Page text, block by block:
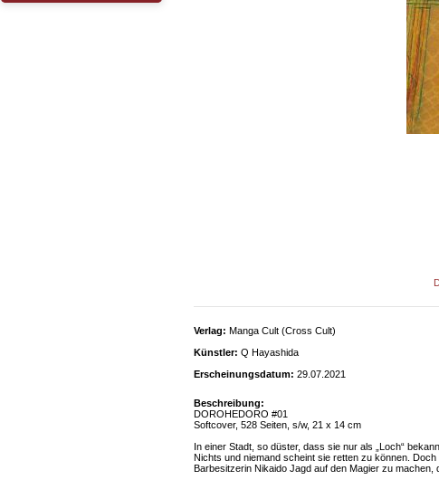
Verlag: Manga Cult (Cross Cult)
Künstler: Q Hayashida
Erscheinungsdatum: 29.07.2021
Beschreibung:
DOROHEDORO #01
Softcover, 528 Seiten, s/w, 21 x 14 cm
In einer Stadt, so düster, dass sie nur als „Loch“
Nichts und niemand scheint sie retten zu können.
Barbesitzerin Nikaido Jagd auf den Magier zu